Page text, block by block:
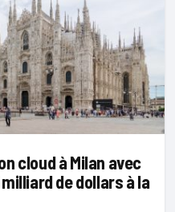
cloud à Milan avec
de dollars à la